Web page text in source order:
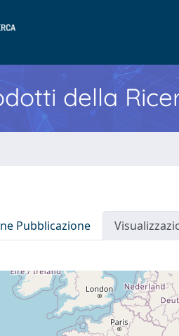
della
Pubblicazione